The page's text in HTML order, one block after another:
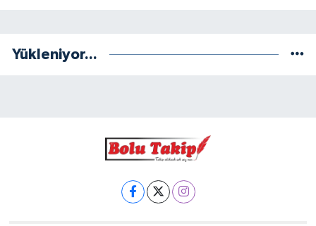
Yükleniyor...